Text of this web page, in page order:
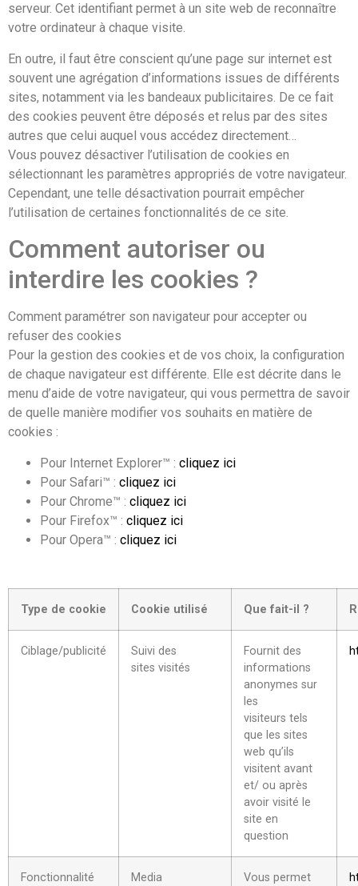
serveur. Cet identifiant permet à un site web de reconnaître
votre ordinateur à chaque visite.
En outre, il faut être conscient qu’une page sur internet est
souvent une agrégation d’informations issues de différents
sites, notamment via les bandeaux publicitaires. De ce fait
des cookies peuvent être déposés et relus par des sites
autres que celui auquel vous accédez directement…
Vous pouvez désactiver l’utilisation de cookies en
sélectionnant les paramètres appropriés de votre navigateur.
Cependant, une telle désactivation pourrait empêcher
l’utilisation de certaines fonctionnalités de ce site.
Comment autoriser ou
interdire les cookies ?
Comment paramétrer son navigateur pour accepter ou
refuser des cookies
Pour la gestion des cookies et de vos choix, la configuration
de chaque navigateur est différente. Elle est décrite dans le
menu d’aide de votre navigateur, qui vous permettra de savoir
de quelle manière modifier vos souhaits en matière de
cookies :
Pour Internet Explorer™ : cliquez ici
Pour Safari™ : cliquez ici
Pour Chrome™ : cliquez ici
Pour Firefox™ : cliquez ici
Pour Opera™ : cliquez ici
Type de cookie Cookie utilisé Que fait-il ?
Ciblage/publicité
Suivi des
sites visités
Fournit des
informations
anonymes sur
les
visiteurs tels
que les sites
web qu’ils
visitent avant
et/ ou après
avoir visité le
site en
question
Fonctionnalité
Media
Vous permet